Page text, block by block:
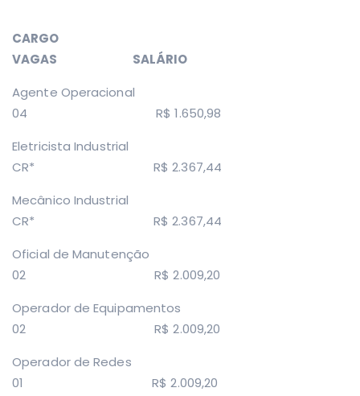
CARGO
VAGAS SALÁRIO
Agente Operacional
04 R$ 1.650,98
Eletricista Industrial
CR* R$ 2.367,44
Mecânico Industrial
CR* R$ 2.367,44
Oficial de Manutenção
02 R$ 2.009,20
Operador de Equipamentos
02 R$ 2.009,20
Operador de Redes
01 R$ 2.009,20